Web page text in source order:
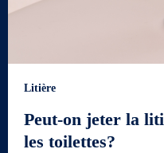
Litière
Peut-on jeter la
les toilettes?